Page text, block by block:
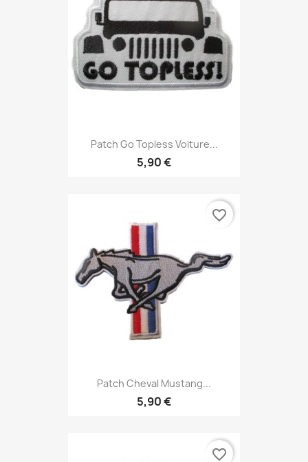
Patch Go Topless Voiture...
5,90 €
Patch Cheval Mustang...
5,90 €
favorite_border
favorite_border